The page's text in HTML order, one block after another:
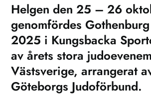
Helgen den 25 – 26
genomfördes
2025 i Kungsbacka
av årets stora
Västsverige, arrangerat
Göteborgs Judoförbund.